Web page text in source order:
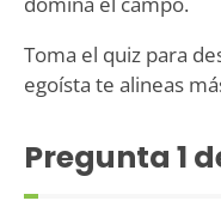
Toma el quiz para
egoísta te alineas
Pregunta 1